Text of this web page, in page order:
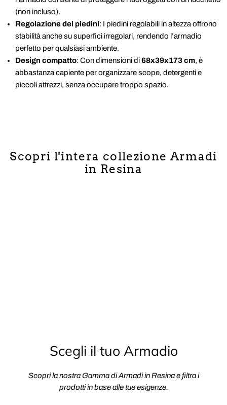
(non incluso).
Regolazione dei piedini: I piedini regolabili in altezza offrono
stabilità anche su superfici irregolari, rendendo l’armadio
perfetto per qualsiasi ambiente.
Design compatto: Con dimensioni di68x39x173 cm, è
abbastanza capiente per organizzare scope, detergenti e
piccoli attrezzi, senza occupare troppo spazio.
Scopri l'intera collezione Armadi
in Resina
Scegli il tuo Armadio
Scopri la nostra Gamma di Armadi in Resina e filtra i
prodotti in base alle tue esigenze.